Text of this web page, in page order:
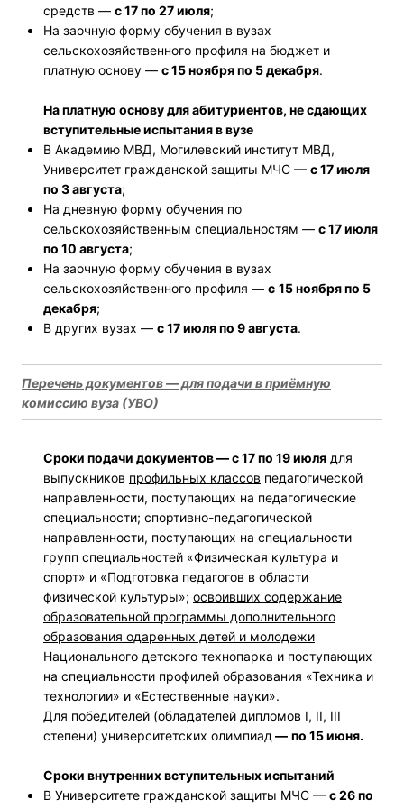
средств — с 17 по 27 июля;
На заочную форму обучения в вузах
сельскохозяйственного профиля на бюджет и
платную основу — с 15 ноября по 5 декабря.
На платную основу для абитуриентов, не сдающих
вступительные испытания в вузе
В Академию МВД, Могилевский институт МВД,
Университет гражданской защиты МЧС — с 17 июля
по 3 августа;
На дневную форму обучения по
сельскохозяйственным специальностям — с 17 июля
по 10 августа;
На заочную форму обучения в вузах
сельскохозяйственного профиля — с 15 ноября по 5
декабря;
В других вузах — с 17 июля по 9 августа.
Перечень документов — для подачи в приёмную
комиссию вуза (УВО)
Сроки подачи документов— с 17 по 19 июля для
выпускников профильных классов педагогической
направленности, поступающих на педагогические
специальности; спортивно-педагогической
направленности, поступающих на специальности
групп специальностей «Физическая культура и
спорт» и «Подготовка педагогов в области
физической культуры»; освоивших содержание
образовательной программы дополнительного
образования одаренных детей и молодежи
Национального детского технопарка и поступающих
на специальности профилей образования «Техника и
технологии» и «Естественные науки».
Для победителей (обладателей дипломов I, II, III
степени) университетских олимпиад — по 15 июня.
Сроки внутренних вступительных испытаний
В Университете гражданской защиты МЧС — с 26 по